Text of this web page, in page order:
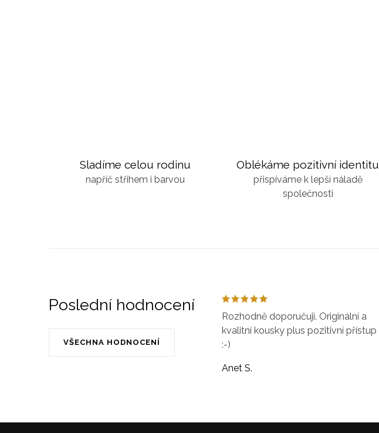
Sladíme celou rodinu
napříč střihem i barvou
Oblékáme pozitivní identitu
přispíváme k lepší náladě
společnosti
Poslední hodnocení
VŠECHNA HODNOCENÍ
Rozhodně doporučuji. Originální a
kvalitní kousky plus pozitivní přístup
:-)
Anet S.